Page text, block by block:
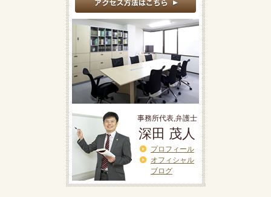
事務所代表,弁護士
深田 茂人
プロフィール
オフィシャル
ブログ